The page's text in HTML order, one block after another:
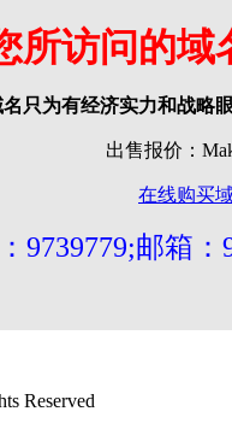
所访问的域
只为有经济实力和战略
出售报价：
在线购买
9739779;邮箱：
Reserved